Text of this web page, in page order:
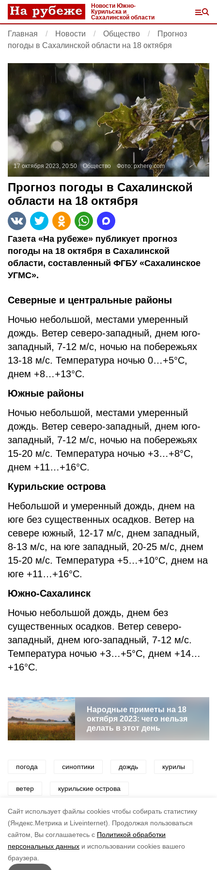
Cайт использует файлы cookies чтобы собирать статистику
(Яндекс.Метрика и Liveinternet).
Продолжая пользоваться
сайтом, Вы соглашаетесь с Политикой обработки
персональных данных и использовании cookies вашего
браузера.
Новости Южно-
Курильска и
Сахалинской области
Главная Новости Общество
Прогноз
погоды в Сахалинской области на 18 октября
17 октября 2023, 20:50 Общество Фото: pxhere.com
Прогноз погоды в Сахалинской
области на 18 октября
Газета «На рубеже» публикует прогноз
погоды на 18 октября в Сахалинской
области, составленный ФГБУ «Сахалинское
УГМС».
Северные и центральные районы
Ночью небольшой, местами умеренный
дождь. Ветер северо-западный, днем юго-
западный, 7-12 м/с, ночью на побережьях
13-18 м/с. Температура ночью 0…+5°С,
днем +8…+13°С.
Южные районы
Ночью небольшой, местами умеренный
дождь. Ветер северо-западный, днем юго-
западный, 7-12 м/с, ночью на побережьях
15-20 м/с. Температура ночью +3…+8°С,
днем +11…+16°С.
Курильские острова
Небольшой и умеренный дождь, днем на
юге без существенных осадков. Ветер на
севере южный, 12-17 м/с, днем западный,
8-13 м/с, на юге западный, 20-25 м/с, днем
15-20 м/с. Температура +5…+10°С, днем на
юге +11…+16°С.
Южно-Сахалинск
Ночью небольшой дождь, днем без
существенных осадков. Ветер северо-
западный, днем юго-западный, 7-12 м/с.
Температура ночью +3…+5°С, днем +14…
+16°С.
Народные приметы на 18
октября 2023: чего нельзя
делать в этот день
погода синоптики дождь курилы
ветер курильские острова
прогноз погоды
по оценке
5